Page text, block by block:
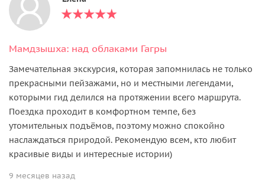
Мамдзышха: над облаками Гагры
Замечательная экскурсия, которая запомнилась не только
прекрасными пейзажами, но и местными легендами,
которыми гид делился на протяжении всего маршрута.
Поездка проходит в комфортном темпе, без
утомительных подъёмов, поэтому можно спокойно
наслаждаться природой. Рекомендую всем, кто любит
красивые виды и интересные истории)
9 месяцев назад